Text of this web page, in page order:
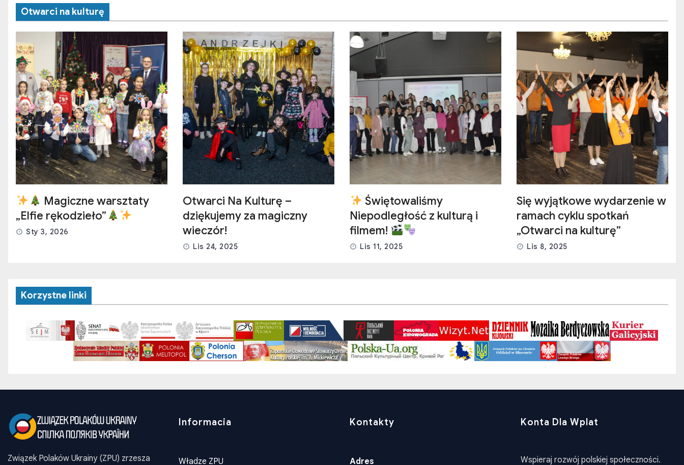
Otwarci na kulturę
Magiczne warsztaty
„Elfie rękodzieło”
Sty 3, 2026
Otwarci Na Kulturę –
dziękujemy za magiczny
wieczór!
Lis 24, 2025
Świętowaliśmy
Niepodległość z kulturą i
filmem!
Lis 11, 2025
Się wyjątkowe wydarzenie w
ramach cyklu spotkań
„Otwarci na kulturę”
Lis 8, 2025
Korzystne linki
Związek Polaków Ukrainy (ZPU) zrzesza
Informacia
Władze ZPU
Kontakty
Adres
Konta Dla Wplat
Wspieraj rozwój polskiej społeczności.